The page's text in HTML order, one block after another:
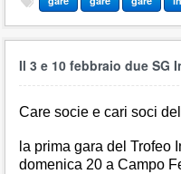
Il 3 e 10 febbraio due SG
Care socie e cari soci
la prima gara del Trofeo
domenica 20 a Campo